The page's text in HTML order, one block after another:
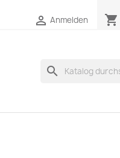
 Anmelden shopping_cart
search